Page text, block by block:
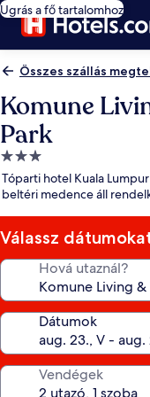
Ugrás a fő tartalomhoz
Összes szállás
Komune
Park
3.0
csillagos
szálláshely
Tóparti hotel Kuala
beltéri medence áll
Válassz
Hová utaznál?
Dátumok
Vendégek